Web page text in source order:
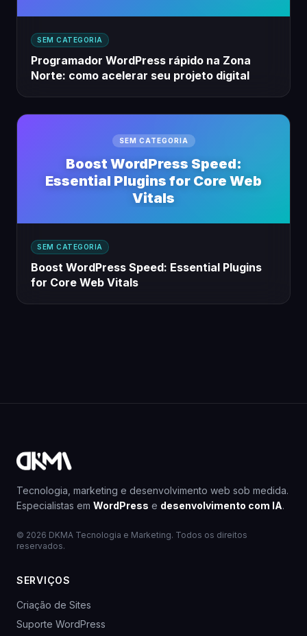
SEM CATEGORIA
Programador WordPress rápido na Zona
Norte: como acelerar seu projeto digital
SEM CATEGORIA
Boost WordPress Speed:
Essential Plugins for Core Web
Vitals
SEM CATEGORIA
Boost WordPress Speed: Essential Plugins
for Core Web Vitals
Tecnologia, marketing e desenvolvimento web sob medida.
Especialistas em WordPress e desenvolvimento com IA.
© 2026 DKMA Tecnologia e Marketing. Todos os direitos
reservados.
SERVIÇOS
Criação de Sites
Suporte WordPress